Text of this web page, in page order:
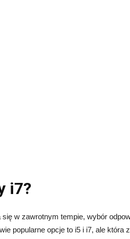
i7?
w zawrotnym tempie, wybór
popularne opcje to i5 i i7, ale która